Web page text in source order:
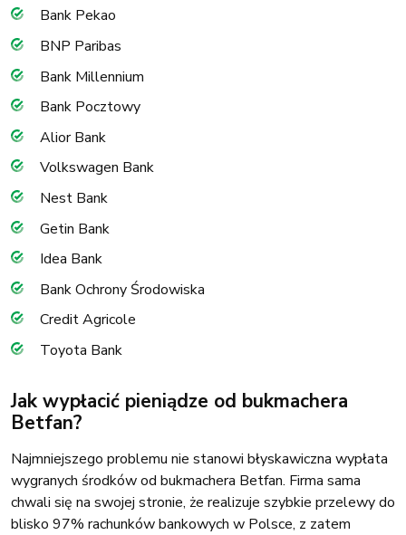
Bank Pekao
BNP Paribas
Bank Millennium
Bank Pocztowy
Alior Bank
Volkswagen Bank
Nest Bank
Getin Bank
Idea Bank
Bank Ochrony Środowiska
Credit Agricole
Toyota Bank
Jak wypłacić pieniądze od bukmachera
Betfan?
Najmniejszego problemu nie stanowi błyskawiczna wypłata
wygranych środków od bukmachera Betfan. Firma sama
chwali się na swojej stronie, że realizuje szybkie przelewy do
blisko 97% rachunków bankowych w Polsce, z zatem